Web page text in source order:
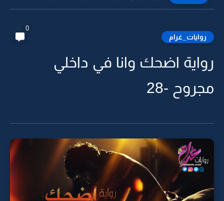
روايات_غرام
0
رواية اضحك وانا في داخلي
مجروح -28